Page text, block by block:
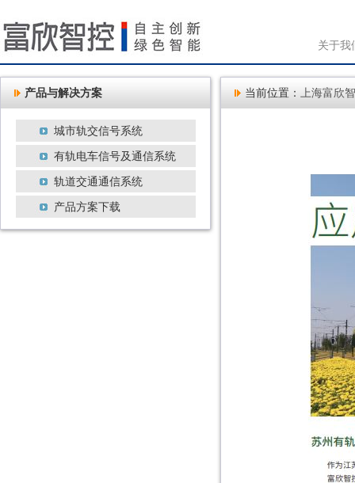
关于我
当前位置： 上海富欣
产品与解决方案
城市轨交信号系统
有轨电车信号及通信系统
轨道交通通信系统
产品方案下载